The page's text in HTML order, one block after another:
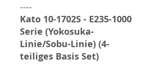
----
Kato 10-1702S - E235-1000
Serie (Yokosuka-
Linie/Sobu-Linie) (4-
teiliges Basis Set)